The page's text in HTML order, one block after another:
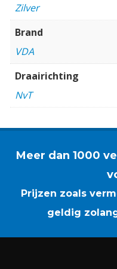
Zilver
Brand
VDA
Draairichting
NvT
Meer dan 1000
Prijzen zoals
geldig